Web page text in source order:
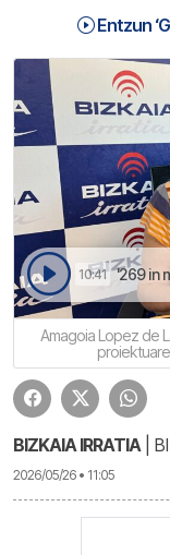
Entzun
10:41 '269 in
Amagoia Lopez de
BIZKAIA IRRATIA |
2026/05/26 • 11:05